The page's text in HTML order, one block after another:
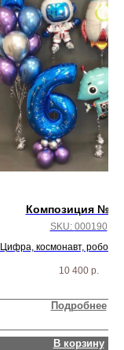
Композиция №
SKU: 000190
Цифра, космонавт, робот,
10 400 р.
Подробнее
В корзину